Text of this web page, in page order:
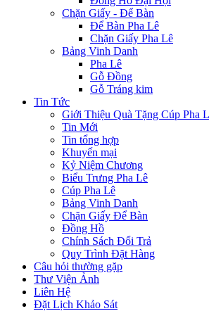
Chặn Giấy - Để Bàn
Để Bàn Pha Lê
Chặn Giấy Pha Lê
Bảng Vinh Danh
Pha Lê
Gỗ Đồng
Gỗ Tráng kim
Tin Tức
Giới Thiệu Quà Tặng Cúp Pha
Tin Mới
Tin tổng hợp
Khuyến mại
Kỷ Niệm Chương
Biểu Trưng Pha Lê
Cúp Pha Lê
Bảng Vinh Danh
Chặn Giấy Để Bàn
Đồng Hồ
Chính Sách Đổi Trả
Quy Trình Đặt Hàng
Câu hỏi thường gặp
Thư Viện Ảnh
Liên Hệ
Đặt Lịch Khảo Sát